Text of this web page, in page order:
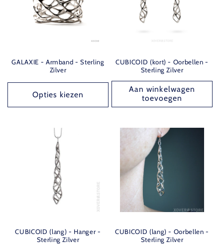
GALAXIE - Armband - Sterling
Zilver
Opties kiezen
CUBICOID (kort) - Oorbellen -
Sterling Zilver
Aan winkelwagen
toevoegen
CUBICOID (lang) - Hanger -
Sterling Zilver
CUBICOID (lang) - Oorbellen -
Sterling Zilver